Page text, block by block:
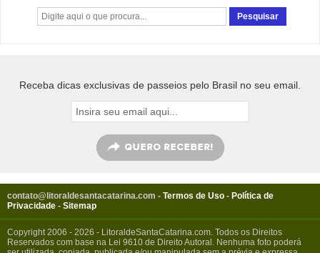
Receba dicas exclusivas de passeios pelo Brasil no seu email.
contato@litoraldesantacatarina.com - Termos de Uso - Política de
Privacidade - Sitemap
Copyright 2006 - 2026 - LitoraldeSantaCatarina.com. Todos os Direitos
Reservados com base na Lei 9610 de Direito Autoral. Nenhuma foto poderá